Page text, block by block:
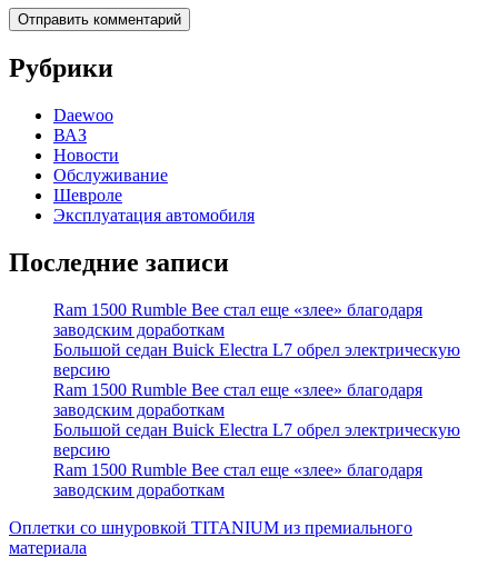
Рубрики
Daewoo
ВАЗ
Новости
Обслуживание
Шевроле
Эксплуатация автомобиля
Последние записи
Ram 1500 Rumble Bee стал еще «злее» благодаря
заводским доработкам
Большой седан Buick Electra L7 обрел электрическую
версию
Ram 1500 Rumble Bee стал еще «злее» благодаря
заводским доработкам
Большой седан Buick Electra L7 обрел электрическую
версию
Ram 1500 Rumble Bee стал еще «злее» благодаря
заводским доработкам
Оплетки со шнуровкой TITANIUM из премиального
материала